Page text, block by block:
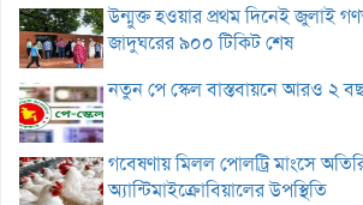
উন্মুক্ত হওয়ার প্রথম দিনেই জুলাই
জাদুঘরের ৯০০ টিকিট শেষ
নতুন পে স্কেল বাস্তবায়নে আরও ২
গবেষণায় মিলল পোলট্রি মাংসে
অ্যান্টিমাইক্রোবিয়ালের উপস্থিতি